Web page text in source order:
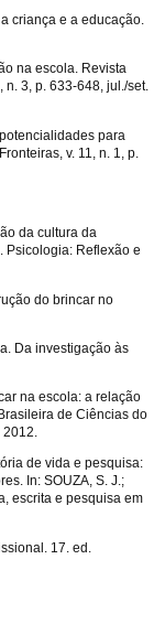
criança e a educação.
na escola. Revista
n. 3, p. 633-648, jul./set.
para
v. 11, n. 1, p.
da cultura da
Psicologia: Reflexão e
do brincar no
Da investigação às
na escola: a relação
de Ciências do
2012.
de vida e pesquisa:
In: SOUZA, S. J.;
escrita e pesquisa em
17. ed.